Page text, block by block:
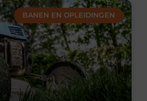
BANEN EN OPLEIDINGEN